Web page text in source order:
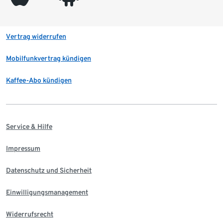
Vertrag widerrufen
Mobilfunkvertrag kündigen
Kaffee-Abo kündigen
Service & Hilfe
Impressum
Datenschutz und Sicherheit
Einwilligungsmanagement
Widerrufsrecht